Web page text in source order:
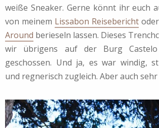
weiße Sneaker. Gerne könnt ihr euch
von meinem Lissabon Reisebericht
Around berieseln lassen. Dieses
wir übrigens auf der Burg
geschossen. Und ja, es war windig,
und regnerisch zugleich. Aber auch